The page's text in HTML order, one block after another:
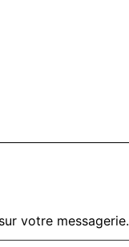
votre messagerie.